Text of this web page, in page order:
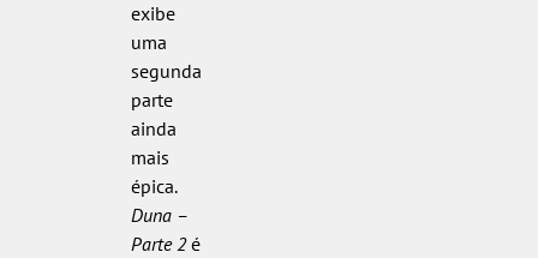
exibe
uma
segunda
parte
ainda
mais
épica.
Duna –
Parte 2é